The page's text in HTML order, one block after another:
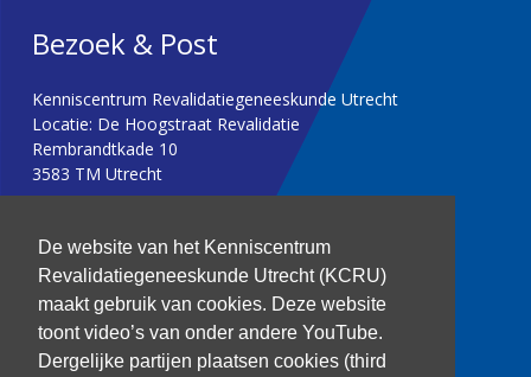
De website van het Kenniscentrum
Revalidatiegeneeskunde Utrecht (KCRU)
maakt gebruik van cookies. Deze website
toont video’s van onder andere YouTube.
Dergelijke partijen plaatsen cookies (third
Bezoek & Post
Kenniscentrum Revalidatiegeneeskunde Utrecht
Locatie: De Hoogstraat Revalidatie
Rembrandtkade 10
3583 TM Utrecht
kenniscentrum@dehoogstraat.nl